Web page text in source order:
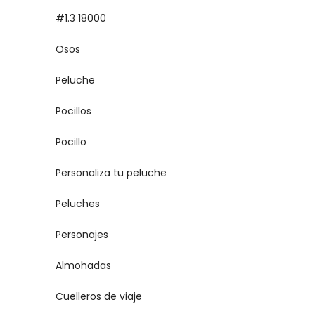
#1.3 18000
Osos
Peluche
Pocillos
Pocillo
Personaliza tu peluche
Peluches
Personajes
Almohadas
Cuelleros de viaje